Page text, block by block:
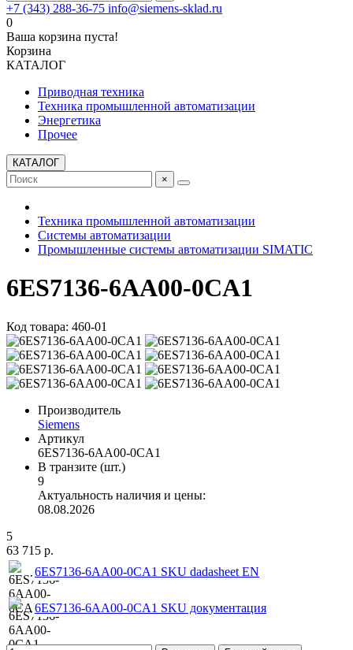
+7 (343) 288-36-75 info@siemens-sklad.ru
0
Ваша корзина пуста!
Корзина
КАТАЛОГ
Приводная техника
Техника промышленной автоматизации
Энергетика
Прочее
КАТАЛОГ
×
Техника промышленной автоматизации
Системы автоматизации
Промышленные системы автоматизации SIMATIC
6ES7136-6AA00-0CA1
Код товара: 460-01
Производитель
Siemens
Артикул
6ES7136-6AA00-0CA1
В транзите (шт.)
9
Актуальность наличия и цены:
08.08.2026
5
63 715 р.
6ES7136-6AA00-0CA1 SKU dadasheet EN
6ES7136-6AA00-0CA1 SKU документация